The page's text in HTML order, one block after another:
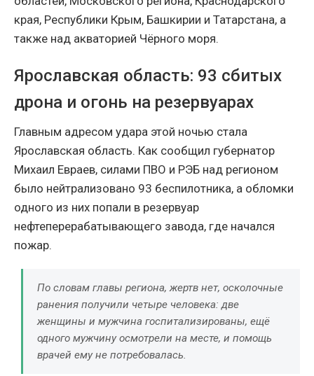
края, Республики Крым, Башкирии и Татарстана, а
также над акваторией Чёрного моря.
Ярославская область: 93 сбитых
дрона и огонь на резервуарах
Главным адресом удара этой ночью стала
Ярославская область. Как сообщил губернатор
Михаил Евраев, силами ПВО и РЭБ над регионом
было нейтрализовано 93 беспилотника, а обломки
одного из них попали в резервуар
нефтеперерабатывающего завода, где начался
пожар.
По словам главы региона, жертв нет, осколочные
ранения получили четыре человека: две
женщины и мужчина госпитализированы, ещё
одного мужчину осмотрели на месте, и помощь
врачей ему не потребовалась.